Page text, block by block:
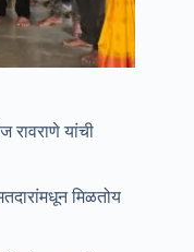
यांची
मिळतोय